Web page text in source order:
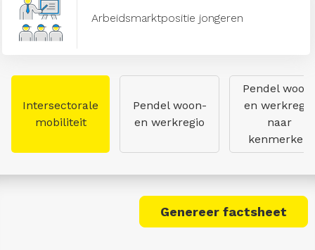
Arbeidsmarktpositie jongeren
Intersectorale
mobiliteit
Pendel woon-
en werkregio
Pendel
en werkregio
naar
kenmerken
Genereer factsheet